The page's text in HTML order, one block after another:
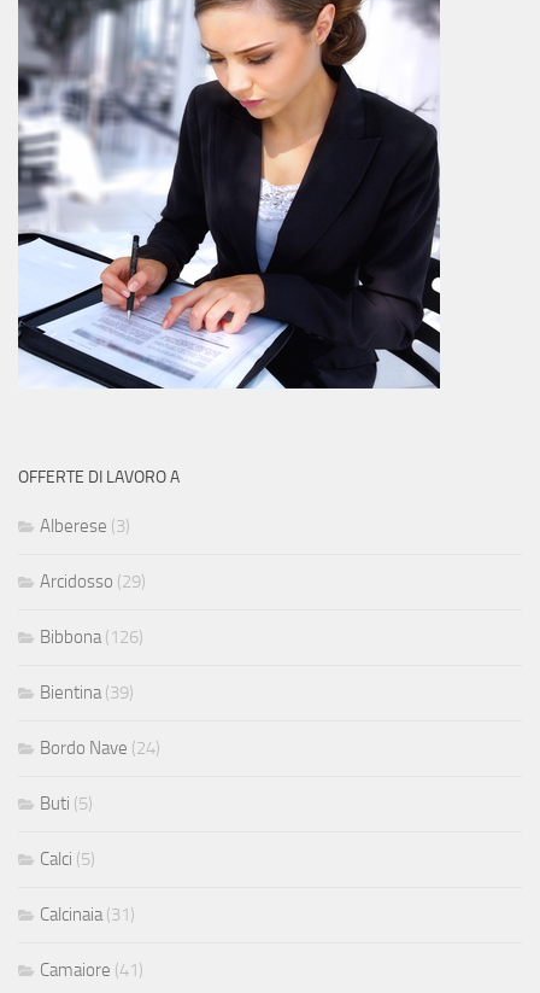
OFFERTE DI LAVORO A
Alberese (3)
Arcidosso (29)
Bibbona (126)
Bientina (39)
Bordo Nave (24)
Buti (5)
Calci (5)
Calcinaia (31)
Camaiore (41)